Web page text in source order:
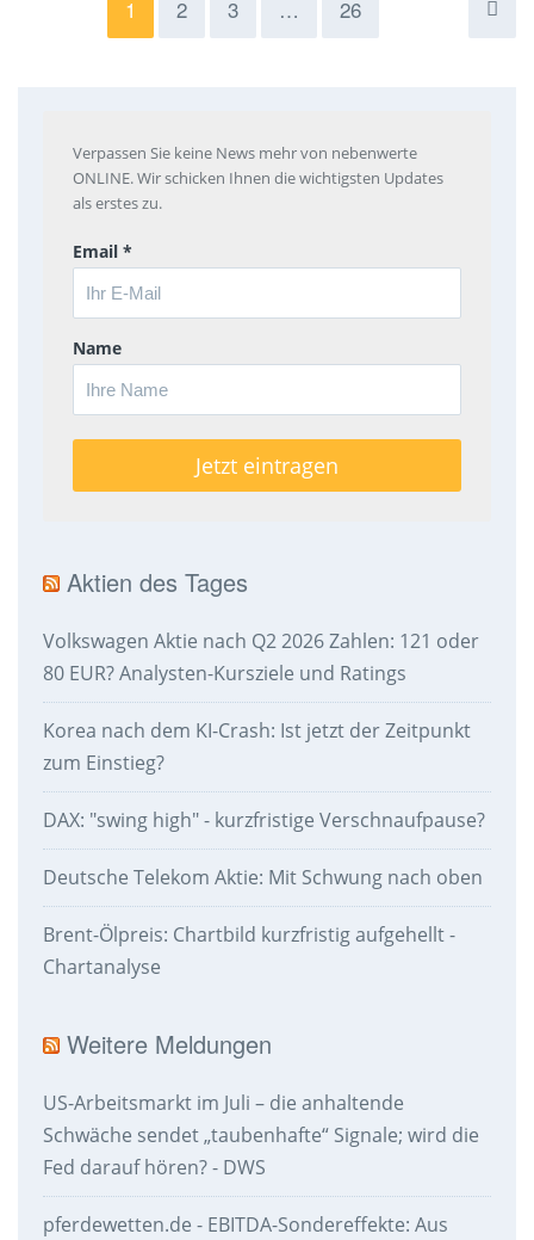
1 2 3 … 26
Verpassen Sie keine News mehr von nebenwerte
ONLINE. Wir schicken Ihnen die wichtigsten Updates
als erstes zu.
Email *
Name
Aktien des Tages
Volkswagen Aktie nach Q2 2026 Zahlen: 121 oder
80 EUR? Analysten-Kursziele und Ratings
Korea nach dem KI-Crash: Ist jetzt der Zeitpunkt
zum Einstieg?
DAX: "swing high" - kurzfristige Verschnaufpause?
Deutsche Telekom Aktie: Mit Schwung nach oben
Brent-Ölpreis: Chartbild kurzfristig aufgehellt -
Chartanalyse
Weitere Meldungen
US-Arbeitsmarkt im Juli – die anhaltende
Schwäche sendet „taubenhafte“ Signale; wird die
Fed darauf hören? - DWS
pferdewetten.de - EBITDA-Sondereffekte: Aus